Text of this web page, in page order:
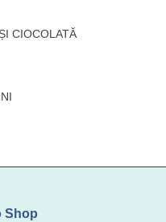
CIOCOLATĂ
Shop